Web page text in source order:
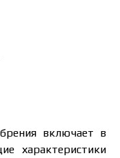
включает в
характеристики